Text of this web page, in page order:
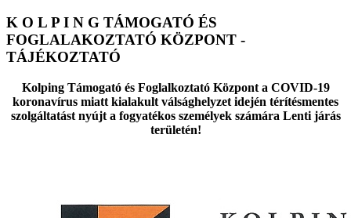
K O L P I N G TÁMOGATÓ ÉS
FOGLALAKOZTATÓ KÖZPONT -
TÁJÉKOZTATÓ
Kolping Támogató és Foglalkoztató Központ a COVID-19
koronavírus miatt kialakult válsághelyzet idején térítésmentes
szolgáltatást nyújt a fogyatékos személyekszámára Lenti járás
területén!